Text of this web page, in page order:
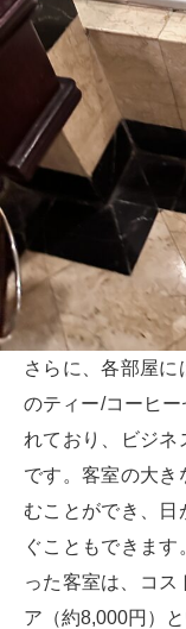
さらに、各部屋
のティー/コーヒ
れており、ビジネ
です。客室の大き
むことができ、日
ぐこともできま
った客室は、コス
ア（約8,000円）